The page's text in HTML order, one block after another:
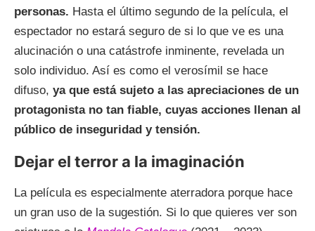
personas. Hasta el último segundo de la película, el
espectador no estará seguro de si lo que ve es una
alucinación o una catástrofe inminente, revelada un
solo individuo. Así es como el verosímil se hace
difuso, ya que está sujeto a las apreciaciones de un
protagonista no tan fiable, cuyas acciones llenan al
público de inseguridad y tensión.
Dejar el terror a la imaginación
La película es especialmente aterradora porque hace
un gran uso de la sugestión. Si lo que quieres ver son